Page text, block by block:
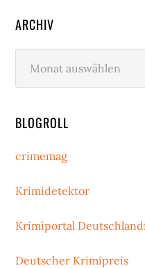
ARCHIV
BLOGROLL
crimemag
Krimidetektor
Krimiportal
Deutscher Krimipreis